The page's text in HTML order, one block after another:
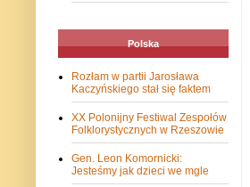
Polska
Rozłam w partii Jarosława
Kaczyńskiego stał się faktem
XX Polonijny Festiwal Zespołów
Folklorystycznych w Rzeszowie
Gen. Leon Komornicki:
Jesteśmy jak dzieci we mgle